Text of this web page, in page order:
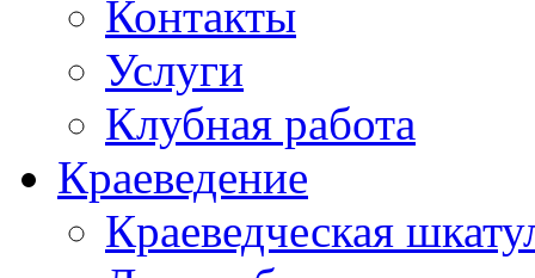
Контакты
Услуги
Клубная работа
Краеведение
Краеведческая